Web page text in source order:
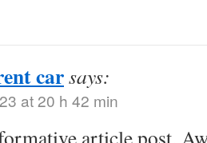
carsays:
at 20 h 42 min
article post.